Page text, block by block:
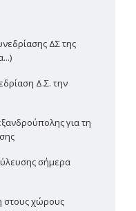
ΔΣ της
Δ.Σ. την
για τη
σήμερα
στους χώρους